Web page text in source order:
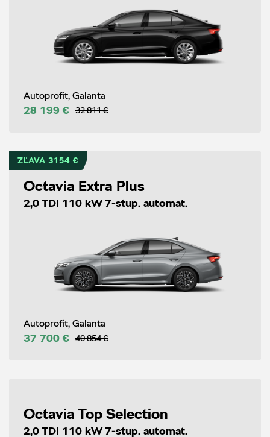
Autoprofit, Galanta
28 199 € 32 811 €
ZĽAVA 3154 €
Octavia Extra Plus
2,0 TDI 110 kW 7-stup. automat.
Autoprofit, Galanta
37 700 € 40 854 €
Octavia Top Selection
2,0 TDI 110 kW 7-stup. automat.